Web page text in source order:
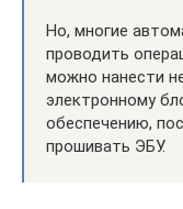
Но, многие
проводить
можно нанести
электронному
обеспечению,
прошивать ЭБУ.